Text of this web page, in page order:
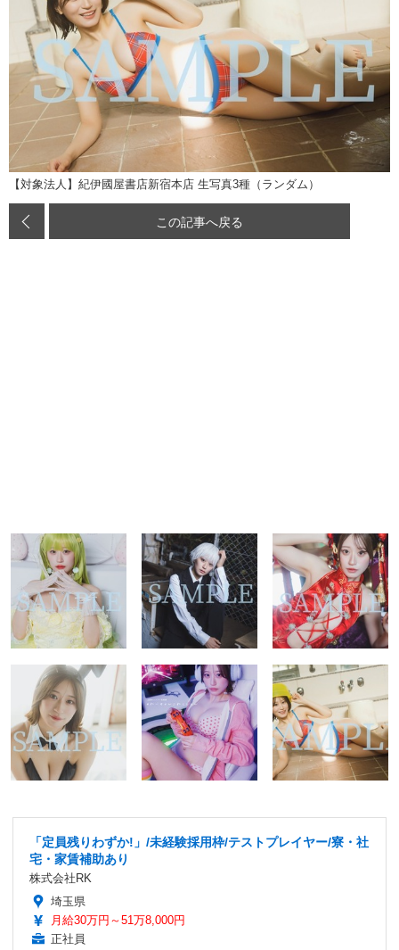
【対象法人】紀伊國屋書店新宿本店 生写真3種（ランダム）
この記事へ戻る
「定員残りわずか!」/未経験採用枠/テストプレイヤー/寮・社
宅・家賃補助あり
株式会社RK
埼玉県
月給30万円～51万8,000円
正社員